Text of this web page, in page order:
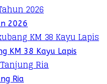
2026
KM 38 Kayu Lapis
Ria